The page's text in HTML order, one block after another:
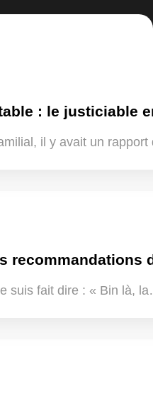
: le justiciable
il y avait un
recommandations
suis fait dire : « Bin là,